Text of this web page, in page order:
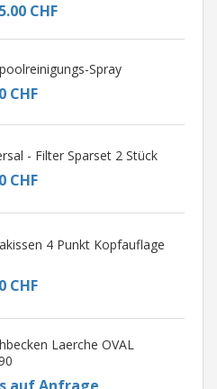
CHF
Spray
CHF
- Filter Sparset 2 Stück
CHF
4 Punkt Kopfauflage
CHF
Laerche OVAL